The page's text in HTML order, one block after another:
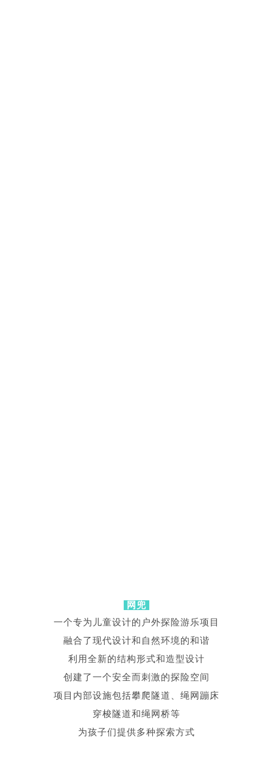
网兜
一个专为儿童设计的户外探险游乐项目
融合了现代设计和自然环境的和谐
利用全新的结构形式和造型设计
创建了一个安全而刺激的探险空间
项目内部设施包括攀爬隧道、绳网蹦床
穿梭隧道和绳网桥等
为孩子们提供多种探索方式